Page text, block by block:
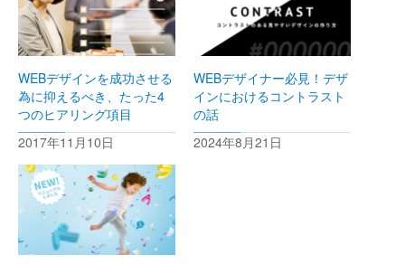
WEBデザインを成功させる
為に抑えるべき、たった4
つのヒアリング項目
2017年11月10日
WEBデザイナー必見！デザ
インにおけるコントラスト
の話
2024年8月21日